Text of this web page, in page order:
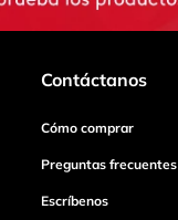
Contáctanos
Cómo comprar
Preguntas frecuentes
Escríbenos